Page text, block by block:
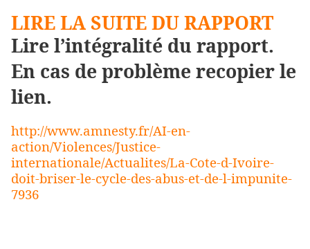
LIRE LA SUITE DU RAPPORT
Lire l’intégralité du rapport.
En cas de problème recopier le
lien.
http://www.amnesty.fr/AI-en-
action/Violences/Justice-
internationale/Actualites/La-Cote-d-Ivoire-
doit-briser-le-cycle-des-abus-et-de-l-impunite-
7936